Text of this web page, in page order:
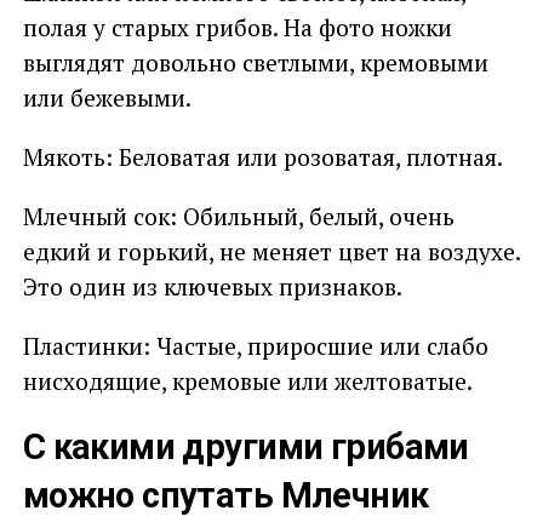
полая у старых грибов. На фото ножки
выглядят довольно светлыми, кремовыми
или бежевыми.
Мякоть: Беловатая или розоватая, плотная.
Млечный сок: Обильный, белый, очень
едкий и горький, не меняет цвет на воздухе.
Это один из ключевых признаков.
Пластинки: Частые, приросшие или слабо
нисходящие, кремовые или желтоватые.
С какими другими грибами
можно спутать Млечник